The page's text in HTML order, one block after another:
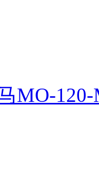
MO-